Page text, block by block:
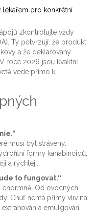
lékařem pro konkrétní
zkontrolujte vždy
Ty potvrzují, že produkt
a že deklarovaný
roce 2026 jsou kvalitní
vede přímo k
musí být stráveny.
formy kanabinoidů,
a rychleji.
to fungovat.“
enormně. Od ovocných
Chuť nemá přímý vliv na
a emulgován.